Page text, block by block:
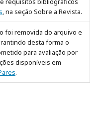
, na seção Sobre a Revista.
foi removida do arquivo e
desta forma o
para avaliação por
disponíveis em
.